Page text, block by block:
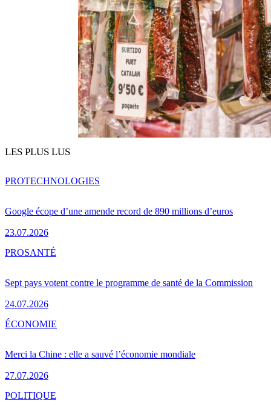
LES PLUS LUS
Google écope d’une amende record de 890 millions d’euros
23.07.2026
PROTECHNOLOGIES
Sept pays votent contre le programme de santé de la Commission
24.07.2026
PROSANTÉ
Merci la Chine : elle a sauvé l’économie mondiale
27.07.2026
ÉCONOMIE
POLITIQUE